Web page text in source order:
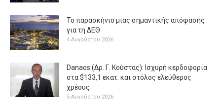
Το παρασκήνιο μιας σημαντικής απόφασης
για τη ΔΕΘ
4 Αυγούστου 2026
Danaos (Δρ. Γ. Κούστας): Ισχυρή κερδοφορία
στα $133,1 εκατ. και στόλος ελεύθερος
χρέους
5 Αυγούστου 2026